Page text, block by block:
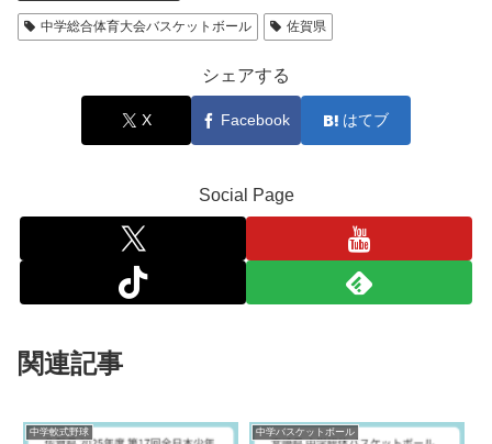
中学総合体育大会バスケットボール 佐賀県
シェアする
X Facebook はてブ
Social Page
関連記事
中学軟式野球 中学バスケットボール